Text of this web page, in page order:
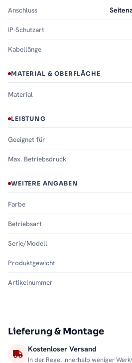
Anschluss
IP-Schutzart
Kabellänge
MATERIAL & OBERFLÄCHE
Material
LEISTUNG
Geeignet für
Max. Betriebsdruck
WEITERE ANGABEN
Farbe
Betriebsart
Serie/Modell
Produktgewicht
Artikelnummer
Lieferung & Montage
Kostenloser Versand
In der Regel innerhalb weniger